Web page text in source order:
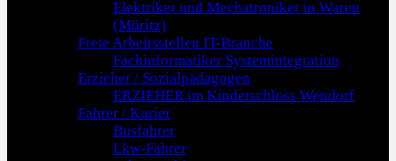
Elektriker und Mechatroniker in Waren
(Müritz)
Freie Arbeitsstellen IT-Branche
Fachinformatiker Systemintegration
Erzieher / Sozialpädagogen
ERZIEHER im Kinderschloss Wendorf
Fahrer / Kurier
Busfahrer
Lkw-Fahrer